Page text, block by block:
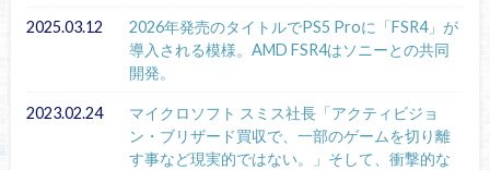
2025.03.12
2026年発売のタイトルでPS5 Proに「FSR4」が
導入される模様。AMD FSR4はソニーとの共同
開発。
2023.02.24
マイクロソフト スミス社長「アクティビジョ
ン・ブリザード買収で、一部のゲームを切り離
す事など現実的ではない。」そして、衝撃的な